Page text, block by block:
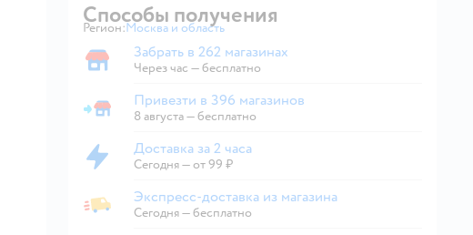
Способы получения
Регион: Выбор адреса доставки.
Москва и область
Забрать в магазине
Забрать в 262 магазинах
Через час — бесплатно
Привезти в магазин
Привезти в 396 магазинов
8 августа—бесплатно
Доставка за 2 часа
Доставка за 2 часа
Сегодня—от 99 ₽
Экспресс-доставка из магазина
Экспресс-доставка из магазина
Сегодня—бесплатно